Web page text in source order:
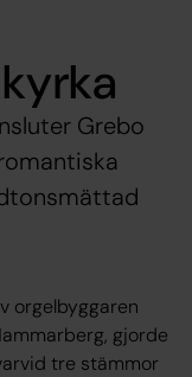
Grebo
orgelbyggaren
gjorde
tre stämmor